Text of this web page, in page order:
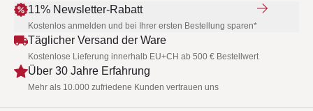
11% Newsletter-Rabatt
Kostenlos anmelden und bei Ihrer ersten Bestellung sparen*
Täglicher Versand der Ware
Kostenlose Lieferung innerhalb EU+CH ab 500 € Bestellwert
Über 30 Jahre Erfahrung
Mehr als 10.000 zufriedene Kunden vertrauen uns